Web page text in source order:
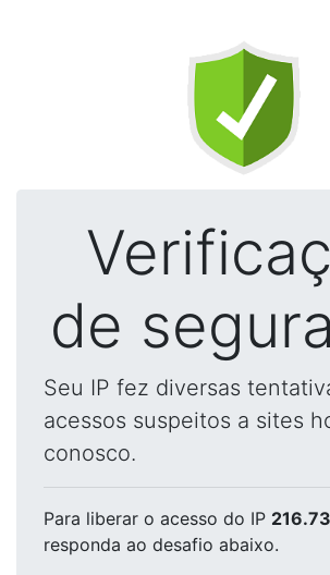
de
Seu IP fez diversas
acessos suspeitos a sites
conosco.
Para liberar o acesso do IP
responda ao desafio abaixo.